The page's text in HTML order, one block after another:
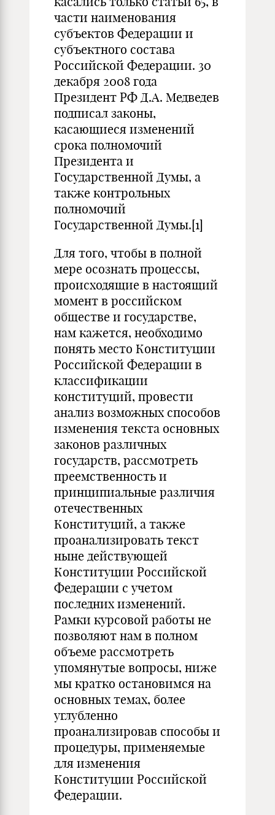
части наименования
субъектов Федерации и
субъектного состава
Российской Федерации. 30
декабря 2008 года
Президент РФ Д.А. Медведев
подписал законы,
касающиеся изменений
срока полномочий
Президента и
Государственной Думы, а
также контрольных
полномочий
Государственной Думы.[1]
Для того, чтобы в полной
мере осознать процессы,
происходящие в настоящий
момент в российском
обществе и государстве,
нам кажется, необходимо
понять место Конституции
Российской Федерации в
классификации
конституций, провести
анализ возможных способов
изменения текста основных
законов различных
государств, рассмотреть
преемственность и
принципиальные различия
отечественных
Конституций, а также
проанализировать текст
ныне действующей
Конституции Российской
Федерации с учетом
последних изменений.
Рамки курсовой работы не
позволяют нам в полном
объеме рассмотреть
упомянутые вопросы, ниже
мы кратко остановимся на
основных темах, более
углубленно
проанализировав способы и
процедуры, применяемые
для изменения
Конституции Российской
Федерации.